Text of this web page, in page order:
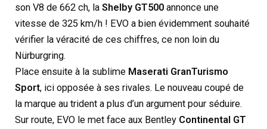
son V8 de 662 ch, laShelby GT500 annonce une
vitesse de 325 km/h ! EVO a bien évidemment souhaité
vérifier la véracité de ces chiffres, ce non loin du
Nürburgring.
Place ensuite à la sublime Maserati GranTurismo
Sport, ici opposée à ses rivales. Le nouveau coupé de
la marque au trident a plus d’un argument pour séduire.
Sur route, EVO le met face aux Bentley Continental GT